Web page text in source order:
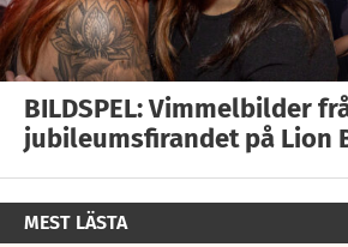
BILDSPEL: Vimmelbilder
jubileumsfirandet på Lion
MEST LÄSTA